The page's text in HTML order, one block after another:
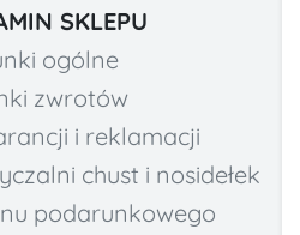
SKLEPU
ogólne
zwrotów
i reklamacji
chust i nosidełek
podarunkowego